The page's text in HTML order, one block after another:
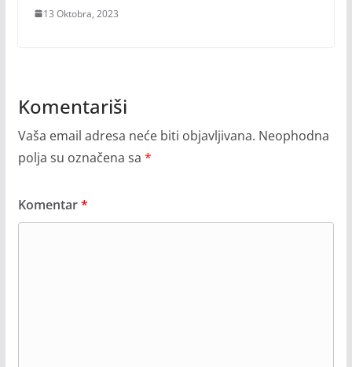
13 Oktobra, 2023
Komentariši
Vaša email adresa neće biti objavljivana. Neophodna
polja su označena sa *
Komentar*